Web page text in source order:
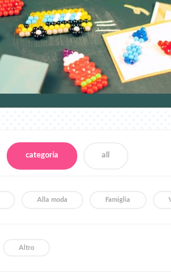
categoria all
Alla moda Famiglia
Altro